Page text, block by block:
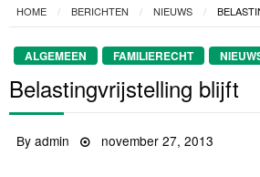
HOME BERICHTEN NIEUWS
ALGEMEEN FAMILIERECHT
Belastingvrijstelling blijft
Byadmin
Posted
november 27, 2013